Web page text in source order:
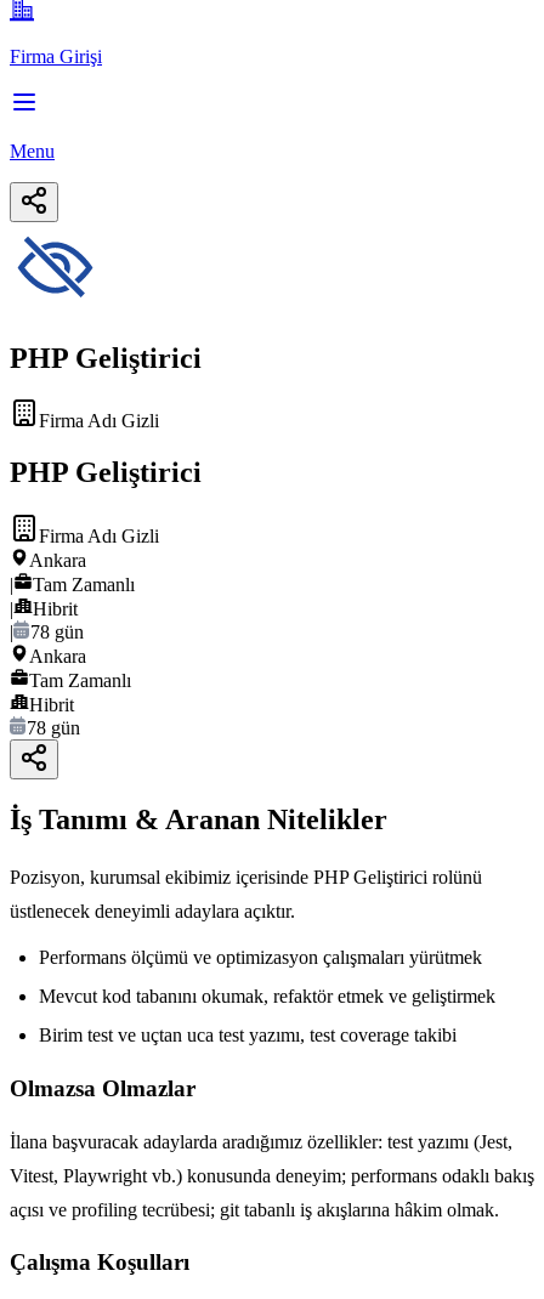
Firma Girişi
Menu
PHP Geliştirici
Firma Adı Gizli
PHP Geliştirici
Firma Adı Gizli
Ankara
|
Tam Zamanlı
|
Hibrit
|
78 gün
Ankara
Tam Zamanlı
Hibrit
78 gün
İş Tanımı & Aranan Nitelikler
Pozisyon, kurumsal ekibimiz içerisinde PHP Geliştirici rolünü
üstlenecek deneyimli adaylara açıktır.
Performans ölçümü ve optimizasyon çalışmaları yürütmek
Mevcut kod tabanını okumak, refaktör etmek ve geliştirmek
Birim test ve uçtan uca test yazımı, test coverage takibi
Olmazsa Olmazlar
İlana başvuracak adaylarda aradığımız özellikler: test yazımı (Jest,
Vitest, Playwright vb.) konusunda deneyim; performans odaklı bakış
açısı ve profiling tecrübesi; git tabanlı iş akışlarına hâkim olmak.
Çalışma Koşulları